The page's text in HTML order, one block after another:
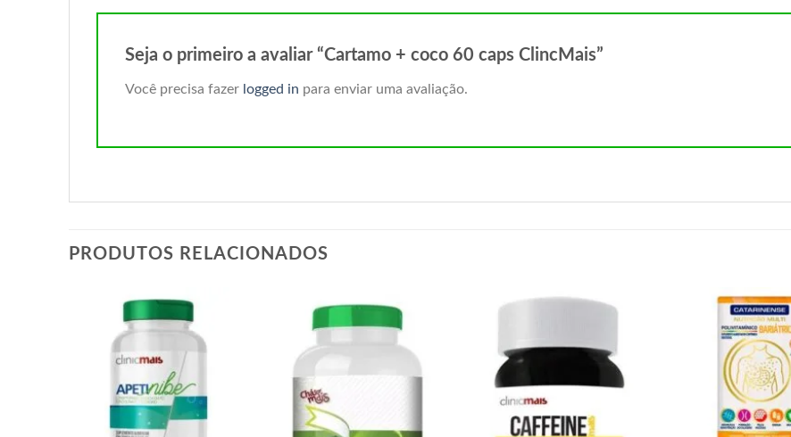
Seja o primeiro a avaliar “Cartamo + coco 60 caps ClincMais”
Você precisa fazer logged in para enviar uma avaliação.
PRODUTOS RELACIONADOS